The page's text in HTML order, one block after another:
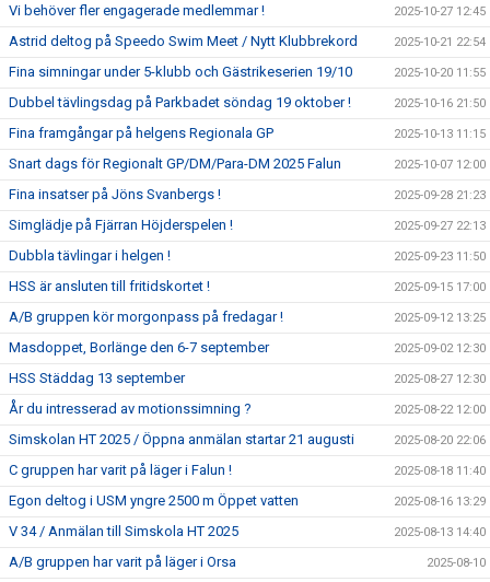
Vi behöver fler engagerade medlemmar ! 2025-10-27 12:45
Astrid deltog på Speedo Swim Meet / Nytt Klubbrekord 2025-10-21 22:54
Fina simningar under 5-klubb och Gästrikeserien 19/10 2025-10-20 11:55
Dubbel tävlingsdag på Parkbadet söndag 19 oktober ! 2025-10-16 21:50
Fina framgångar på helgens Regionala GP 2025-10-13 11:15
Snart dags för Regionalt GP/DM/Para-DM 2025 Falun 2025-10-07 12:00
Fina insatser på Jöns Svanbergs ! 2025-09-28 21:23
Simglädje på Fjärran Höjderspelen ! 2025-09-27 22:13
Dubbla tävlingar i helgen ! 2025-09-23 11:50
HSS är ansluten till fritidskortet ! 2025-09-15 17:00
A/B gruppen kör morgonpass på fredagar ! 2025-09-12 13:25
Masdoppet, Borlänge den 6-7 september 2025-09-02 12:30
HSS Städdag 13 september 2025-08-27 12:30
År du intresserad av motionssimning ? 2025-08-22 12:00
Simskolan HT 2025 / Öppna anmälan startar 21 augusti 2025-08-20 22:06
C gruppen har varit på läger i Falun ! 2025-08-18 11:40
Egon deltog i USM yngre 2500 m Öppet vatten 2025-08-16 13:29
V 34 / Anmälan till Simskola HT 2025 2025-08-13 14:40
A/B gruppen har varit på läger i Orsa 2025-08-10